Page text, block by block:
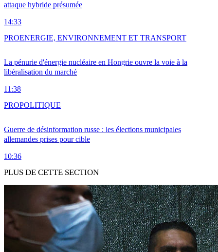
attaque hybride présumée
14:33
La pénurie d'énergie nucléaire en Hongrie ouvre la voie à la
libéralisation du marché
11:38
PROENERGIE, ENVIRONNEMENT ET TRANSPORT
Guerre de désinformation russe : les élections municipales
allemandes prises pour cible
10:36
PROPOLITIQUE
PLUS DE CETTE SECTION